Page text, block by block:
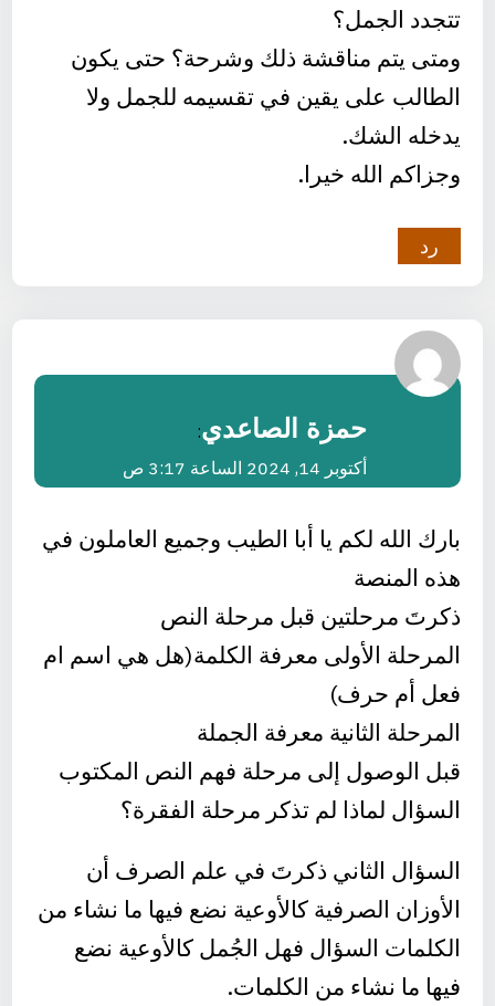
تتجدد الجمل؟
ومتى يتم مناقشة ذلك وشرحة؟ حتى يكون
الطالب على يقين في تقسيمه للجمل ولا
يدخله الشك.
وجزاكم الله خيرا.
رد
حمزة الصاعدي:
أكتوبر 14, 2024 الساعة 3:17 ص
بارك الله لكم يا أبا الطيب وجميع العاملون في
هذه المنصة
ذكرتَ مرحلتين قبل مرحلة النص
المرحلة الأولى معرفة الكلمة(هل هي اسم ام
فعل أم حرف)
المرحلة الثانية معرفة الجملة
قبل الوصول إلى مرحلة فهم النص المكتوب
السؤال لماذا لم تذكر مرحلة الفقرة؟
السؤال الثاني ذكرتَ في علم الصرف أن
الأوزان الصرفية كالأوعية نضع فيها ما نشاء من
الكلمات السؤال فهل الجُمل كالأوعية نضع
فيها ما نشاء من الكلمات.